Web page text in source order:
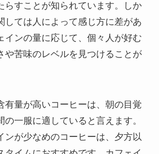
らすことが知られています。しか
しては人によって感じ方に差があ
インの量に応じて、個々人が好む
や苦味のレベルを見つけることが
有量が高いコーヒーは、朝の目覚
の一服に適していると言えます。
ンが少なめのコーヒーは、夕方以